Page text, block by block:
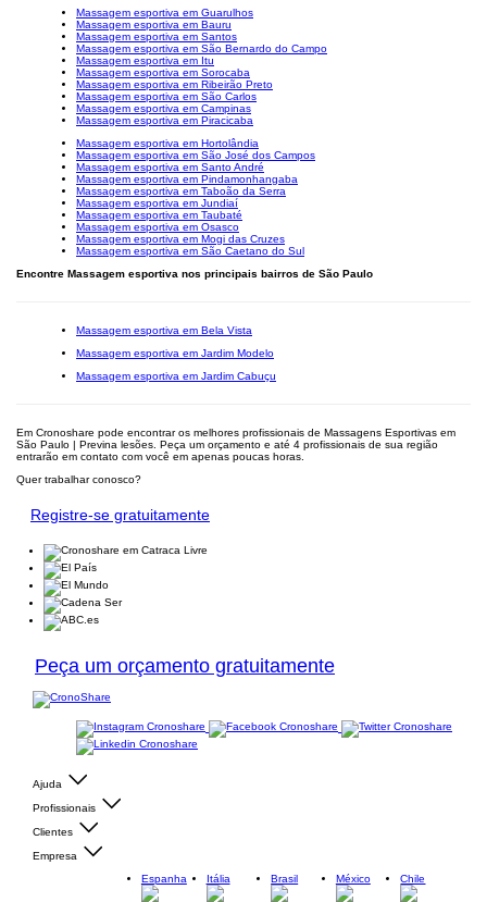
Massagem esportiva em Guarulhos
Massagem esportiva em Bauru
Massagem esportiva em Santos
Massagem esportiva em São Bernardo do Campo
Massagem esportiva em Itu
Massagem esportiva em Sorocaba
Massagem esportiva em Ribeirão Preto
Massagem esportiva em São Carlos
Massagem esportiva em Campinas
Massagem esportiva em Piracicaba
Massagem esportiva em Hortolândia
Massagem esportiva em São José dos Campos
Massagem esportiva em Santo André
Massagem esportiva em Pindamonhangaba
Massagem esportiva em Taboão da Serra
Massagem esportiva em Jundiaí
Massagem esportiva em Taubaté
Massagem esportiva em Osasco
Massagem esportiva em Mogi das Cruzes
Massagem esportiva em São Caetano do Sul
Encontre Massagem esportiva nos principais bairros de São Paulo
Massagem esportiva em Bela Vista
Massagem esportiva em Jardim Modelo
Massagem esportiva em Jardim Cabuçu
Em Cronoshare pode encontrar os melhores profissionais de Massagens Esportivas em
São Paulo | Previna lesões. Peça um orçamento e até 4 profissionais de sua região
entrarão em contato com você em apenas poucas horas.
Quer trabalhar conosco?
Registre-se gratuitamente
Peça um orçamento gratuitamente
Ajuda
Profissionais
Clientes
Empresa
Espanha
Itália Brasil México Chile